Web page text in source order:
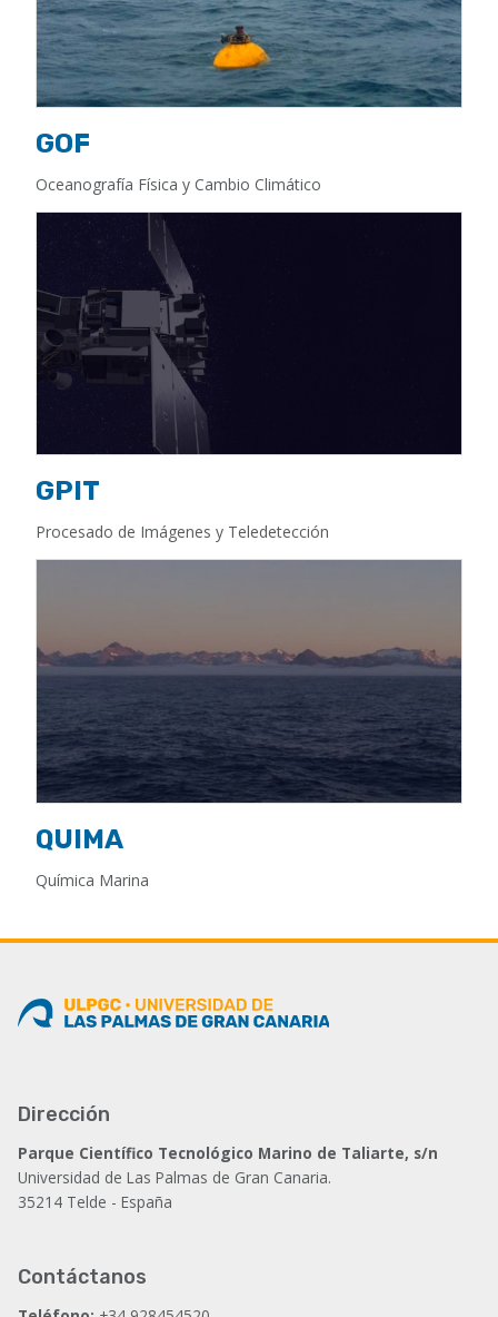
GOF
Oceanografía Física y Cambio Climático
GPIT
Procesado de Imágenes y Teledetección
QUIMA
Química Marina
Dirección
Parque Científico Tecnológico Marino de Taliarte, s/n
Universidad de Las Palmas de Gran Canaria.
35214 Telde - España
Contáctanos